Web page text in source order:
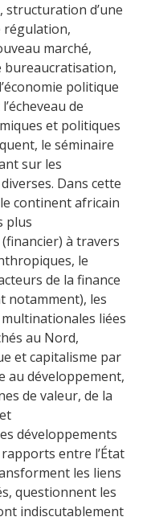
structuration d’une
régulation,
marché,
bureaucratisation,
politique
de
et politiques
le séminaire
sur les
Dans cette
continent africain
plus
à travers
le
de la finance
notamment), les
liées
au Nord,
et capitalisme par
au développement,
de valeur, de la
développements
entre l’État
les liens
questionnent les
indiscutablement